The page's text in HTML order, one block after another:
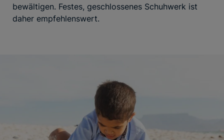
bewältigen. Festes, geschlossenes Schuhwerk ist
daher empfehlenswert.